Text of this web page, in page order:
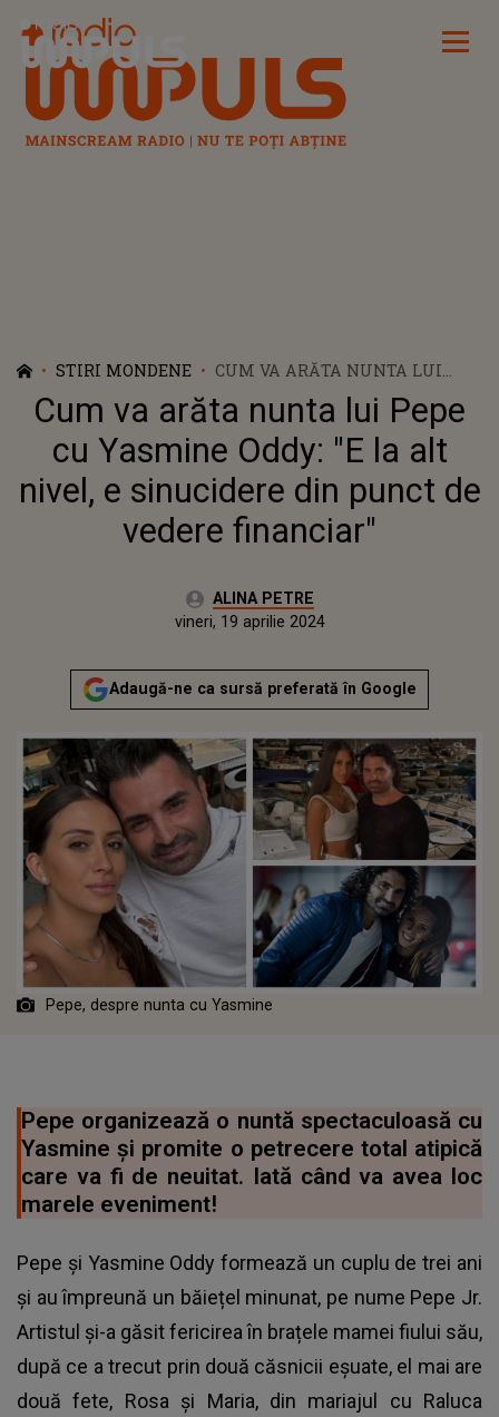
Radio Impuls
STIRI MONDENE
CUM VA ARĂTA NUNTA LUI
PEPE CU YASMINE ODDY: "E LA
ALT NIVEL, E SINUCIDERE DIN
PUNCT DE VEDERE FINANCIAR"
Cum va arăta nunta lui Pepe
cu Yasmine Oddy: "E la alt
nivel, e sinucidere din punct de
vedere financiar"
Autor:ALINA PETRE
Publicat:
vineri, 19 aprilie 2024
Adaugă-ne ca sursă preferată în Google
Pepe, despre nunta cu Yasmine
Pepe organizează o nuntă spectaculoasă cu
Yasmine și promite o petrecere total atipică
care va fi de neuitat. Iată când va avea loc
marele eveniment!
Pepe și Yasmine Oddy formează un cuplu de trei ani
și au împreună un băiețel minunat, pe nume Pepe Jr.
Artistul și-a găsit fericirea în brațele mamei fiului său,
după ce a trecut prin două căsnicii eșuate, el mai are
două fete, Rosa și Maria, din mariajul cu Raluca